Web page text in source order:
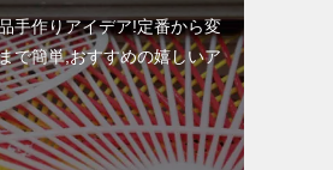
手作りアイデア!定番から変
で簡単,おすすめの嬉しいア